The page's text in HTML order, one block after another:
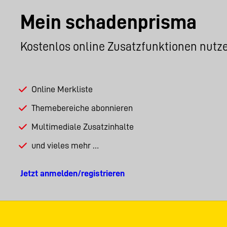
Mein schadenprisma
Kostenlos online Zusatzfunktionen
Online Merkliste
Themebereiche abonnieren
Multimediale Zusatzinhalte
und vieles mehr …
Jetzt anmelden/registrieren